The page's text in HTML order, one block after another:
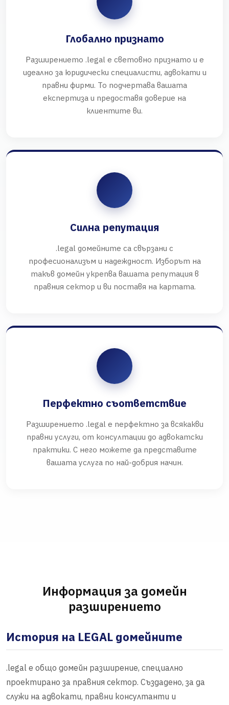
Глобално признато
Разширението .legal е световно признато и е
идеално за юридически специалисти, адвокати и
правни фирми. То подчертава вашата
експертиза и предоставя доверие на
клиентите ви.
Силна репутация
.legal домейните са свързани с
професионализъм и надеждност. Изборът на
такъв домейн укрепва вашата репутация в
правния сектор и ви поставя на картата.
Перфектно съответствие
Разширението .legal е перфектно за всякакви
правни услуги, от консултации до адвокатски
практики. С него можете да представите
вашата услуга по най-добрия начин.
Информация за домейн
разширението
История на LEGAL домейните
.legal е общо домейн разширение, специално
проектирано за правния сектор. Създадено, за да
служи на адвокати, правни консултанти и